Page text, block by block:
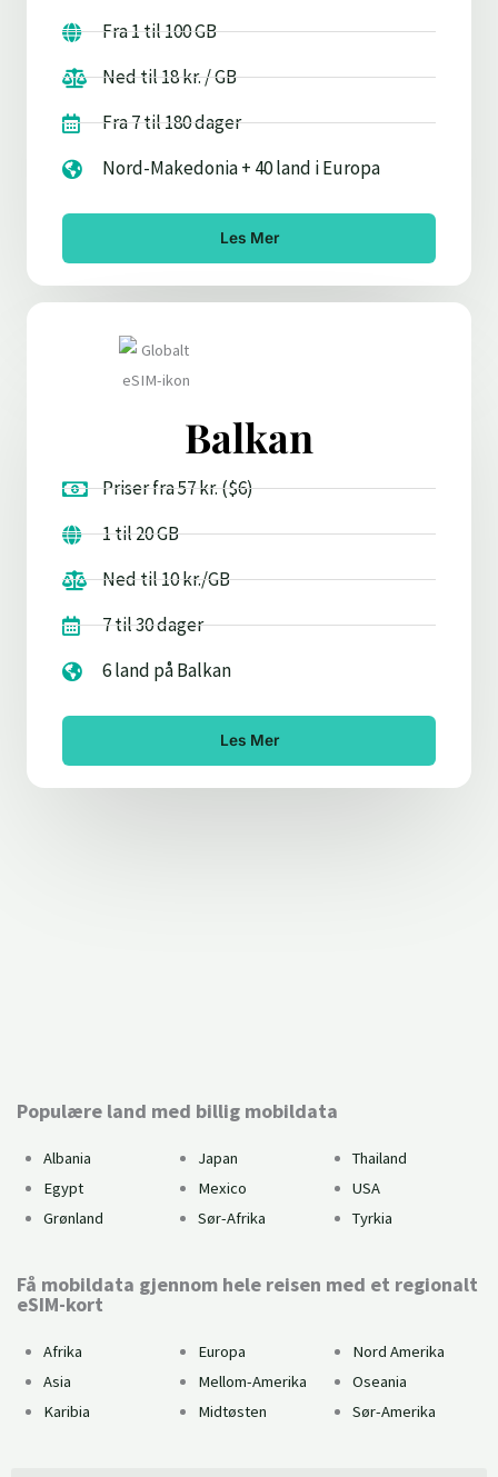
Fra 1 til 100 GB
Ned til 18 kr. / GB
Fra 7 til 180 dager
Nord-Makedonia + 40 land i Europa
Les Mer
Balkan
Priser fra 57 kr. ($6)
1 til 20 GB
Ned til 10 kr./GB
7 til 30 dager
6 land på Balkan
Les Mer
Populære land med billig mobildata
Albania
Egypt
Grønland
Japan
Mexico
Sør-Afrika
Thailand
USA
Tyrkia
Få mobildata gjennom hele reisen med et regionalt
eSIM-kort
Afrika
Asia
Karibia
Europa
Mellom-Amerika
Midtøsten
Nord Amerika
Oseania
Sør-Amerika